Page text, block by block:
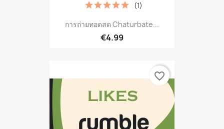
การถ่ายทอดสด Chaturbate...
€4.99
(1)
favorite_border